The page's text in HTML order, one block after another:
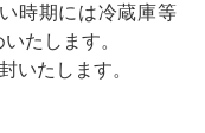
時期には冷蔵庫等
たします。
いたします。